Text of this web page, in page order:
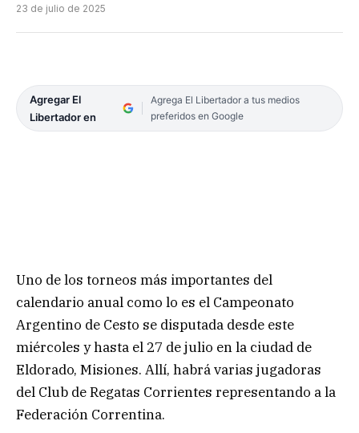
23 de julio de 2025
Agregar El
Libertador en
Agrega El Libertador a tus medios
preferidos en Google
Uno de los torneos más importantes del
calendario anual como lo es el Campeonato
Argentino de Cesto se disputada desde este
miércoles y hasta el 27 de julio en la ciudad de
Eldorado, Misiones. Allí, habrá varias jugadoras
del Club de Regatas Corrientes representando a la
Federación Correntina.